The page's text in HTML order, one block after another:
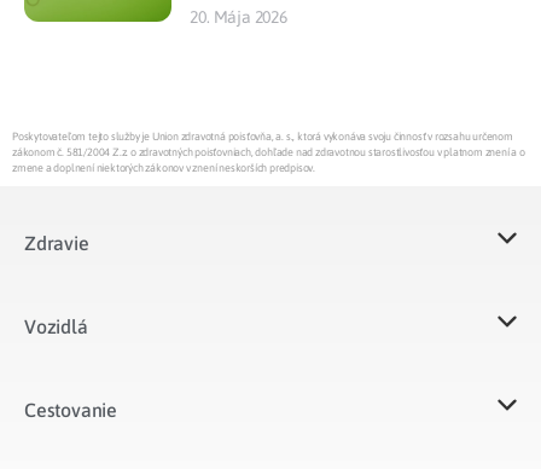
20. Mája 2026
Poskytovateľom tejto služby je Union zdravotná poisťovňa, a. s., ktorá vykonáva svoju činnosť v rozsahu určenom
zákonom č. 581/2004 Z.z. o zdravotných poisťovniach, dohľade nad zdravotnou starostlivosťou v platnom znení a o
zmene a doplnení niektorých zákonov v znení neskorších predpisov.
Zdravie
Vozidlá​
Cestovanie